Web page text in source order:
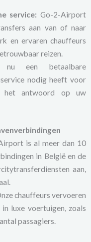
service: Go-2-Airport
aan van of naar
en ervaren chauffeurs
reizen.
een betaalbare
nodig heeft voor
het antwoord op uw
is al meer dan 10
in België en de
aan,
chauffeurs vervoeren
luxe voertuigen, zoals
passagiers.